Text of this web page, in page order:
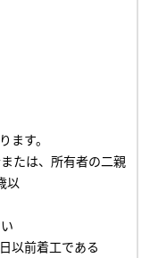
ます。
たは、所有者の二親
以
以前着工である